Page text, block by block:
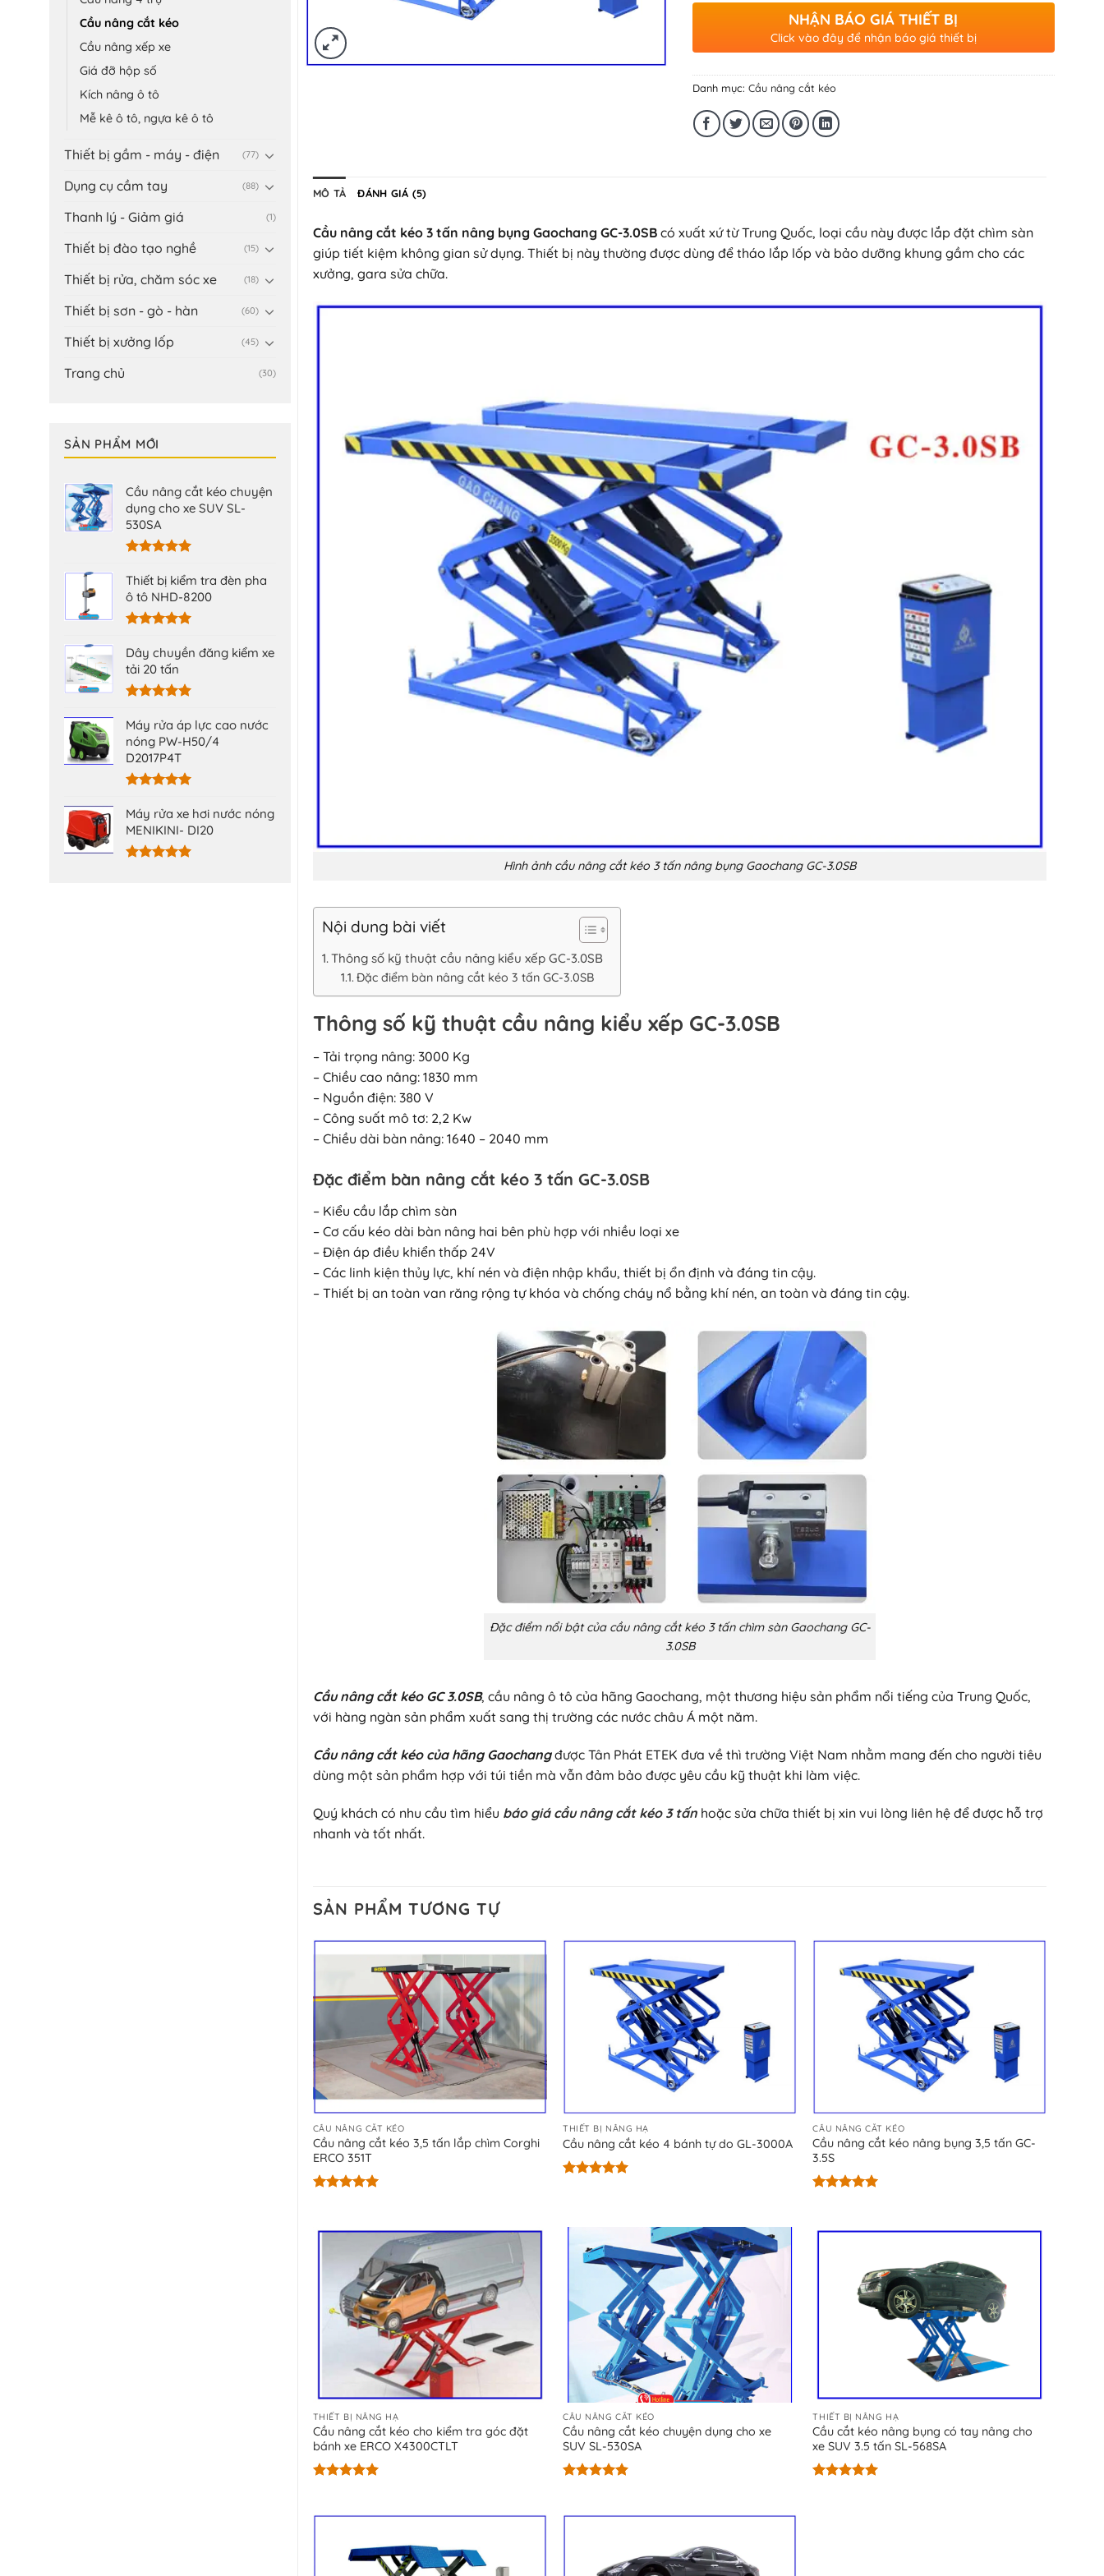
Cầu nâng cắt kéo
Cầu nâng xếp xe
Giá đỡ hộp số
Kích nâng ô tô
Mễ kê ô tô, ngựa kê ô tô
Thiết bị gầm - máy - điện (77)
Dụng cụ cầm tay (88)
Thanh lý - Giảm giá (1)
Thiết bị đào tạo nghề (15)
Thiết bị rửa, chăm sóc xe (18)
Thiết bị sơn - gò - hàn (60)
Thiết bị xưởng lốp (45)
Trang chủ (30)
SẢN PHẨM MỚI
Cầu nâng cắt kéo chuyện
dụng cho xe SUV SL-
530SA
hạng 5.00
5 sao
Thiết bị kiểm tra đèn pha
ô tô NHD-8200
hạng5.00
5 sao
Dây chuyền đăng kiểm xe
tải 20 tấn
hạng5.00
5 sao
Máy rửa áp lực cao nước
nóng PW-H50/4
D2017P4T
hạng5.00
5 sao
Máy rửa xe hơi nước nóng
MENIKINI- DI20
NHẬN BÁO GIÁ THIẾT BỊ
Click vào đây để nhận báo giá thiết bị
Danh mục: Cầu nâng cắt kéo
MÔ TẢ ĐÁNH GIÁ (5)
Cầu nâng cắt kéo 3 tấn nâng bụng Gaochang GC-3.0SB có xuất xứ từ Trung Quốc, loại cầu này được lắp đặt chìm sàn
giúp tiết kiệm không gian sử dụng. Thiết bị này thường được dùng để tháo lắp lốp và bảo dưỡng khung gầm cho các
xưởng, gara sửa chữa.
Hình ảnh cầu nâng cắt kéo 3 tấn nâng bụng Gaochang GC-3.0SB
Nội dung bài viết
Thông số kỹ thuật cầu nâng kiểu xếp GC-3.0SB
Đặc điểm bàn nâng cắt kéo 3 tấn GC-3.0SB
Thông số kỹ thuật cầu nâng kiểu xếp GC-3.0SB
– Tải trọng nâng: 3000 Kg
– Chiều cao nâng: 1830 mm
– Nguồn điện: 380 V
– Công suất mô tơ: 2,2 Kw
– Chiều dài bàn nâng: 1640 – 2040 mm
Đặc điểm bàn nâng cắt kéo 3 tấn GC-3.0SB
– Kiểu cầu lắp chìm sàn
– Cơ cấu kéo dài bàn nâng hai bên phù hợp với nhiều loại xe
– Điện áp điều khiển thấp 24V
– Các linh kiện thủy lực, khí nén và điện nhập khẩu, thiết bị ổn định và đáng tin cậy.
– Thiết bị an toàn van răng rộng tự khóa và chống cháy nổ bằng khí nén, an toàn và đáng tin cậy.
Đặc điểm nổi bật của cầu nâng cắt kéo 3 tấn chìm sàn Gaochang GC-
3.0SB
Cầu nâng cắt kéo GC 3.0SB, cầu nâng ô tô của hãng Gaochang, một thương hiệu sản phẩm nổi tiếng của Trung Quốc,
với hàng ngàn sản phẩm xuất sang thị trường các nước châu Á một năm.
Cầu nâng cắt kéo của hãng Gaochangđược Tân Phát ETEK đưa về thì trường Việt Nam nhằm mang đến cho người tiêu
dùng một sản phẩm hợp với túi tiền mà vẫn đảm bảo được yêu cầu kỹ thuật khi làm việc.
Quý khách có nhu cầu tìm hiểu báo giá cầu nâng cắt kéo 3 tấn hoặc sửa chữa thiết bị xin vui lòng liên hệ để được hỗ trợ
nhanh và tốt nhất.
SẢN PHẨM TƯƠNG TỰ
CẦU NÂNG CẮT KÉO
Cầu nâng cắt kéo 3,5 tấn lắp chìm Corghi
ERCO 351T
5 sao
THIẾT BỊ NÂNG HẠ
Cầu nâng cắt kéo 4 bánh tự do GL-3000A
CẦU NÂNG CẮT KÉO
Cầu nâng cắt kéo nâng bụng 3,5 tấn GC-
3.5S
5 sao
THIẾT BỊ NÂNG HẠ
Cầu nâng cắt kéo cho kiểm tra góc đặt
bánh xe ERCO X4300CTLT
5 sao
CẦU NÂNG CẮT KÉO
Cầu nâng cắt kéo chuyện dụng cho xe
SUV SL-530SA
5 sao
THIẾT BỊ NÂNG HẠ
Cầu cắt kéo nâng bụng có tay nâng cho
xe SUV 3.5 tấn SL-568SA